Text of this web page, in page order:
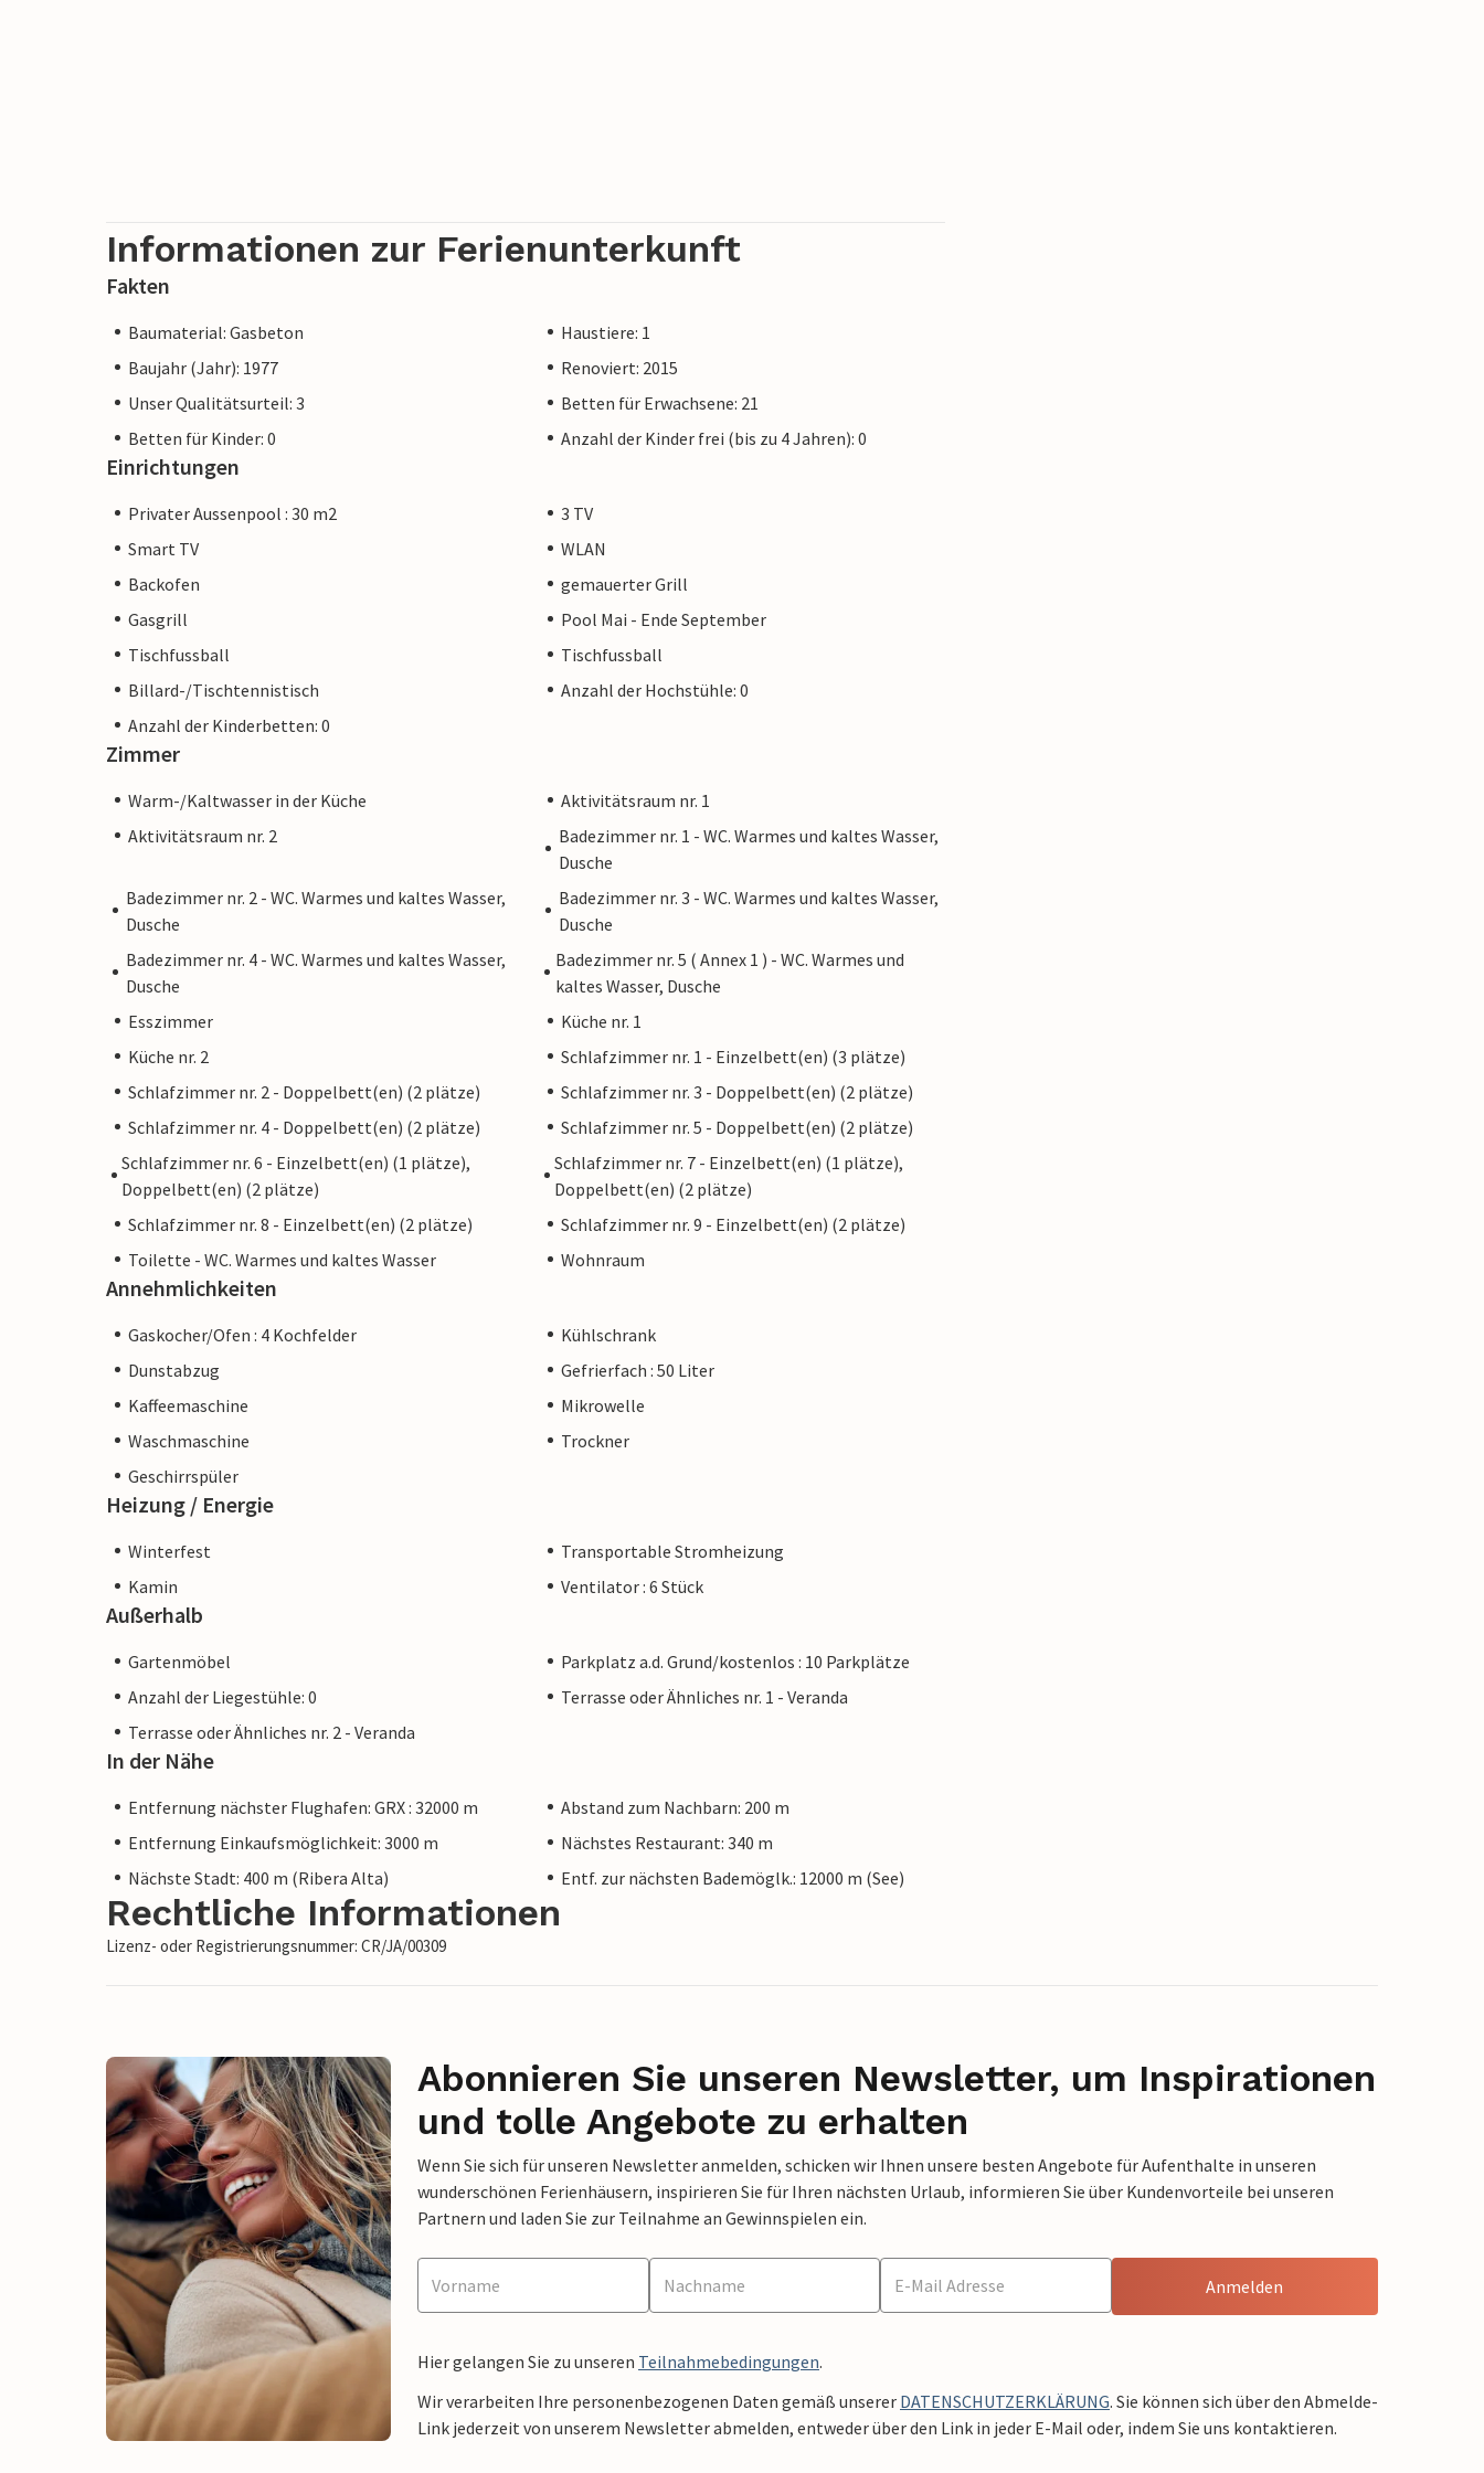
Informationen zur Ferienunterkunft
Fakten
Baumaterial: Gasbeton
Haustiere: 1
Baujahr (Jahr): 1977
Renoviert: 2015
Unser Qualitätsurteil: 3
Betten für Erwachsene: 21
Betten für Kinder: 0
Anzahl der Kinder frei (bis zu 4 Jahren): 0
Einrichtungen
Privater Aussenpool : 30 m2
3 TV
Smart TV
WLAN
Backofen
gemauerter Grill
Gasgrill
Pool Mai - Ende September
Tischfussball
Tischfussball
Billard-/Tischtennistisch
Anzahl der Hochstühle: 0
Anzahl der Kinderbetten: 0
Zimmer
Warm-/Kaltwasser in der Küche
Aktivitätsraum nr. 1
Aktivitätsraum nr. 2
Badezimmer nr. 1 - WC. Warmes und kaltes Wasser,
Dusche
Badezimmer nr. 2 - WC. Warmes und kaltes Wasser,
Dusche
Badezimmer nr. 3 - WC. Warmes und kaltes Wasser,
Dusche
Badezimmer nr. 4 - WC. Warmes und kaltes Wasser,
Dusche
Badezimmer nr. 5 ( Annex 1 ) - WC. Warmes und
kaltes Wasser, Dusche
Esszimmer
Küche nr. 1
Küche nr. 2
Schlafzimmer nr. 1 - Einzelbett(en) (3 plätze)
Schlafzimmer nr. 2 - Doppelbett(en) (2 plätze)
Schlafzimmer nr. 3 - Doppelbett(en) (2 plätze)
Schlafzimmer nr. 4 - Doppelbett(en) (2 plätze)
Schlafzimmer nr. 5 - Doppelbett(en) (2 plätze)
Schlafzimmer nr. 6 - Einzelbett(en) (1 plätze),
Doppelbett(en) (2 plätze)
Schlafzimmer nr. 7 - Einzelbett(en) (1 plätze),
Doppelbett(en) (2 plätze)
Schlafzimmer nr. 8 - Einzelbett(en) (2 plätze)
Schlafzimmer nr. 9 - Einzelbett(en) (2 plätze)
Toilette - WC. Warmes und kaltes Wasser
Wohnraum
Annehmlichkeiten
Gaskocher/Ofen : 4 Kochfelder
Kühlschrank
Dunstabzug
Gefrierfach : 50 Liter
Kaffeemaschine
Mikrowelle
Waschmaschine
Trockner
Geschirrspüler
Heizung / Energie
Winterfest
Transportable Stromheizung
Kamin
Ventilator : 6 Stück
Außerhalb
Gartenmöbel
Parkplatz a.d. Grund/kostenlos : 10 Parkplätze
Anzahl der Liegestühle: 0
Terrasse oder Ähnliches nr. 1 - Veranda
Terrasse oder Ähnliches nr. 2 - Veranda
In der Nähe
Entfernung nächster Flughafen: GRX : 32000 m
Abstand zum Nachbarn: 200 m
Entfernung Einkaufsmöglichkeit: 3000 m
Nächstes Restaurant: 340 m
Nächste Stadt: 400 m (Ribera Alta)
Entf. zur nächsten Bademöglk.: 12000 m (See)
Rechtliche Informationen
Lizenz- oder Registrierungsnummer: CR/JA/00309
Abonnieren Sie unseren Newsletter, um Inspirationen
und tolle Angebote zu erhalten
Wenn Sie sich für unseren Newsletter anmelden, schicken wir Ihnen unsere besten Angebote für Aufenthalte in unseren
wunderschönen Ferienhäusern, inspirieren Sie für Ihren nächsten Urlaub, informieren Sie über Kundenvorteile bei unseren
Partnern und laden Sie zur Teilnahme an Gewinnspielen ein.
Anmelden
Hier gelangen Sie zu unseren Teilnahmebedingungen.
Wir verarbeiten Ihre personenbezogenen Daten gemäß unserer DATENSCHUTZERKLÄRUNG. Sie können sich über den Abmelde-
Link jederzeit von unserem Newsletter abmelden, entweder über den Link in jeder E-Mail oder, indem Sie uns kontaktieren.